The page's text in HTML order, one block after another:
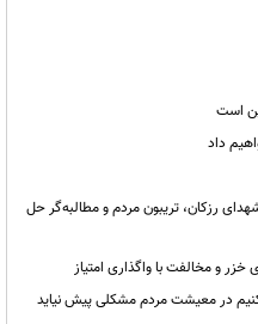
است
داد
رزکان، تریبون مردم و مطالبه‌گر حل
و مخالفت با واگذاری امتیاز
کنیم در معیشت مردم مشکلی پیش نیاید